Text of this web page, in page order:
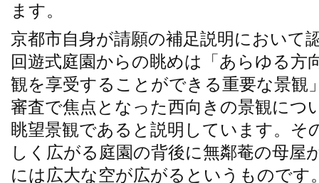
ます。
京都市自身が請願の補足説明において
回遊式庭園からの眺めは「あらゆる方
観を享受することができる重要な景観
審査で焦点となった西向きの景観につ
眺望景観であると説明しています。そ
しく広がる庭園の背後に無鄰菴の母屋
には広大な空が広がるというものです